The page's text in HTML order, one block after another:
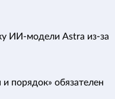
ИИ-модели Astra из-за
порядок» обязателен